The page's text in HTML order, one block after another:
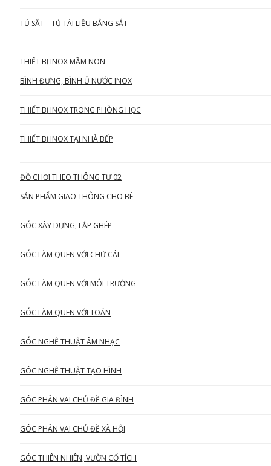
TỦ SẮT – TỦ TÀI LIỆU BẰNG SẮT
THIẾT BỊ INOX MẦM NON
BÌNH ĐỰNG, BÌNH Ủ NƯỚC INOX
THIẾT BỊ INOX TRONG PHÒNG HỌC
THIẾT BỊ INOX TẠI NHÀ BẾP
ĐỒ CHƠI THEO THÔNG TƯ 02
SẢN PHẨM GIAO THÔNG CHO BÉ
GÓC XÂY DỰNG, LẮP GHÉP
GÓC LÀM QUEN VỚI CHỮ CÁI
GÓC LÀM QUEN VỚI MÔI TRƯỜNG
GÓC LÀM QUEN VỚI TOÁN
GÓC NGHỆ THUẬT ÂM NHẠC
GÓC NGHỆ THUẬT TẠO HÌNH
GÓC PHÂN VAI CHỦ ĐỀ GIA ĐÌNH
GÓC PHÂN VAI CHỦ ĐỀ XÃ HỘI
GÓC THIÊN NHIÊN, VƯỜN CỔ TÍCH